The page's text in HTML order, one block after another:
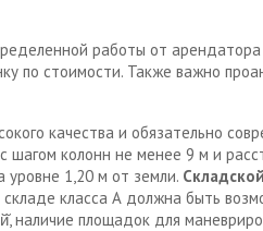
работы от
по стоимости. Также важно
качества и обязательно
с шагом колонн не менее 9 м и
уровне 1,20 м от земли.
класса А должна быть
наличие площадок для